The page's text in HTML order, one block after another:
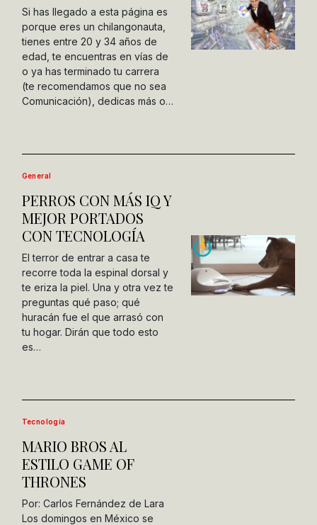
Si has llegado a esta página es
porque eres un chilangonauta,
tienes entre 20 y 34 años de
edad, te encuentras en vías de
o ya has terminado tu carrera
(te recomendamos que no sea
Comunicación), dedicas más o…
General
PERROS CON MÁS IQ Y
MEJOR PORTADOS
CON TECNOLOGÍA
El terror de entrar a casa te
recorre toda la espinal dorsal y
te eriza la piel. Una y otra vez te
preguntas qué paso; qué
huracán fue el que arrasó con
tu hogar. Dirán que todo esto
es…
Tecnología
MARIO BROS AL
ESTILO GAME OF
THRONES
Por: Carlos Fernández de Lara
Los domingos en México se